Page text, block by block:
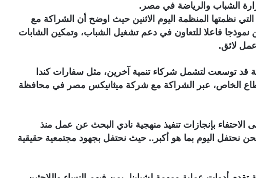
الشباب والرياضة في مصر.
نظمتها المنظمة اليوم الاثنين حيث اوضح أن الشراكة مع
فاعلا للتعاون في دعم تشغيل الشباب، وتمكين الشابات
لائق.
قد توسعت لتشمل شركاء تنمية آخرين، مثل سفارات كندا
الخاص، عبر الشراكة مع شركة ميثانيكس مصر في محافظة
الاحتفاء بإنجازات تنفيذ منهجية نادي البحث عن عمل منذ
في مصر عام 2014، بل نحن نحتفل اليوم بما هو أكبر.. حيث نحتفل بجهود مجتمعية حقيقية